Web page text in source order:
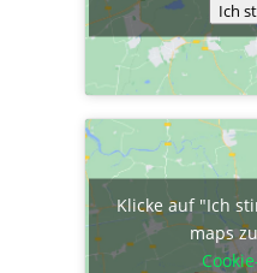
Ich
Klicke auf "Ich
maps